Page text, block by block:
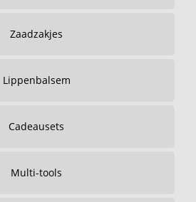
Zaadzakjes
Lippenbalsem
Cadeausets
Multi-tools